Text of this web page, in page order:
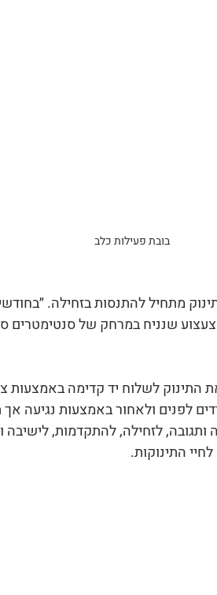
בובת פעילות כלב
ועד 9 חודשים, התינוק מתחיל להתנסות
צעצוע שנניח במרחק של סנטימטרים
התינוק לשלוח יד קדימה
לפנים ולאחור באמצעות נגיעה אך
לזחילה, להתקדמות, לישיבה
התינוקות.